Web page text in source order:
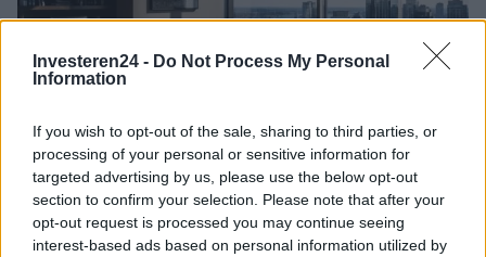
Investeren24 - Do Not Process My Personal
Information
If you wish to opt-out of the sale, sharing to third parties, or
processing of your personal or sensitive information for
targeted advertising by us, please use the below opt-out
section to confirm your selection. Please note that after your
opt-out request is processed you may continue seeing
interest-based ads based on personal information utilized by
Financieringsopties vergelijken: kosten, flexibiliteit en risico
Lotte de Vries · 6 aug 2026